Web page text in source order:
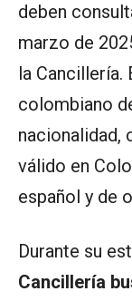
deben
marzo de
la Cancillería.
colombiano
nacionalidad,
válido en
español y de
Durante su
Cancillería